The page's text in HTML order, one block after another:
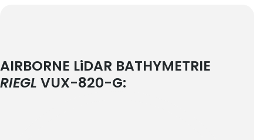
AIRBORNE LiDAR BATHYMETRIE
RIEGL VUX-820-G: